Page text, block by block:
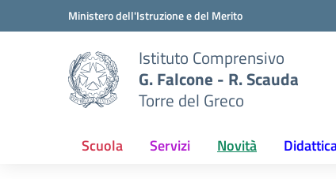
Vai ai contenuti
Vai al menu di navigazioneMinistero dell'Istruzione e del Merito
Istituto Comprensivo
G. Falcone - R. Scauda
Torre del Greco
Scuola Servizi Novità